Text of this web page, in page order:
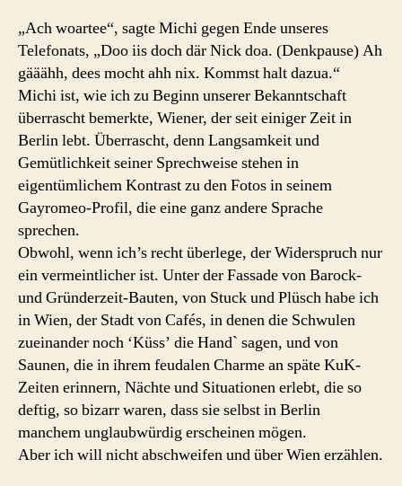
„Ach woartee“, sagte Michi gegen Ende unseres
Telefonats, „Doo iis doch där Nick doa. (Denkpause) Ah
gääähh, dees mocht ahh nix. Kommst halt dazua.“
Michi ist, wie ich zu Beginn unserer Bekanntschaft
überrascht bemerkte, Wiener, der seit einiger Zeit in
Berlin lebt. Überrascht, denn Langsamkeit und
Gemütlichkeit seiner Sprechweise stehen in
eigentümlichem Kontrast zu den Fotos in seinem
Gayromeo-Profil, die eine ganz andere Sprache
sprechen.
Obwohl, wenn ich’s recht überlege, der Widerspruch nur
ein vermeintlicher ist. Unter der Fassade von Barock-
und Gründerzeit-Bauten, von Stuck und Plüsch habe ich
in Wien, der Stadt von Cafés, in denen die Schwulen
zueinander noch ‘Küss’ die Hand` sagen, und von
Saunen, die in ihrem feudalen Charme an späte KuK-
Zeiten erinnern, Nächte und Situationen erlebt, die so
deftig, so bizarr waren, dass sie selbst in Berlin
manchem unglaubwürdig erscheinen mögen.
Aber ich will nicht abschweifen und über Wien erzählen.